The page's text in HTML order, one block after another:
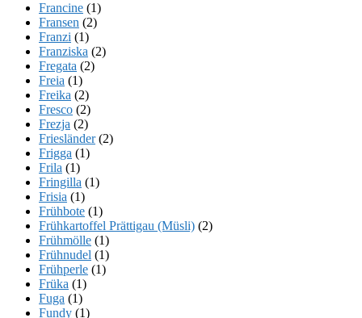
Francine (1)
Fransen (2)
Franzi (1)
Franziska (2)
Fregata (2)
Freia (1)
Freika (2)
Fresco (2)
Frezja (2)
Friesländer(2)
Frigga (1)
Frila (1)
Fringilla (1)
Frisia (1)
Frühbote (1)
Frühkartoffel Prättigau (Müsli) (2)
Frühmölle (1)
Frühnudel (1)
Frühperle (1)
Früka (1)
Fuga (1)
Fundy (1)